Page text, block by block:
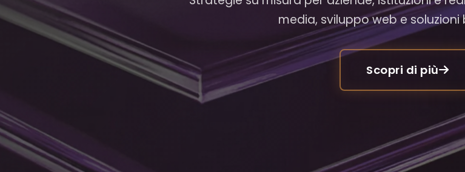
media, sviluppo web e soluzioni
Scopri di più